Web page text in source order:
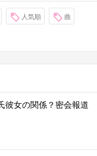
人気順 曲
彼女の関係？密会報道